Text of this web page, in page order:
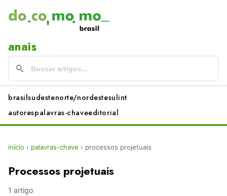
anais
brasilsudestenorte/nordestesulint
autorespalavras-chaveeditorial
início › palavras-chave › processos projetuais
Processos projetuais
1 artigo